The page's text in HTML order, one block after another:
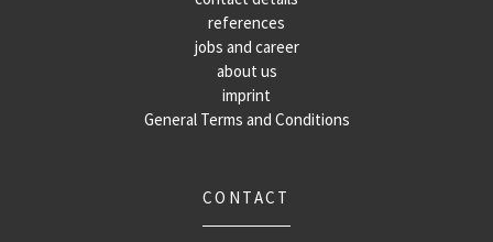
references
jobs and career
about us
imprint
General Terms and Conditions
CONTACT